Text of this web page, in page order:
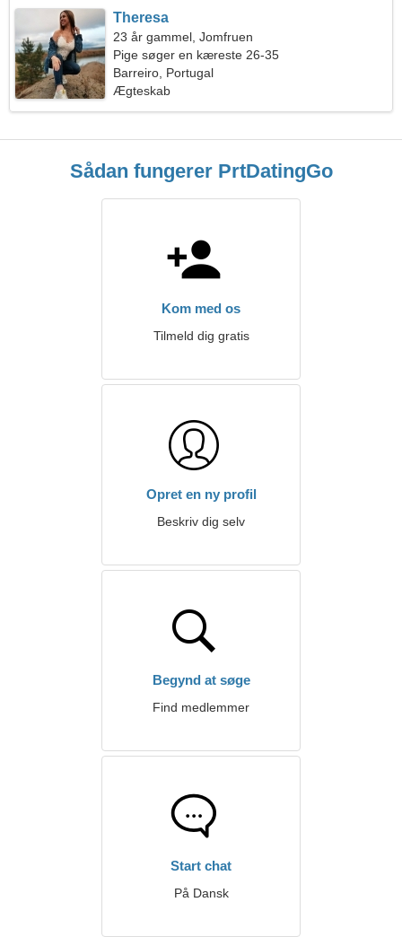
Theresa
23 år gammel, Jomfruen
Pige søger en kæreste 26-35
Barreiro, Portugal
Ægteskab
Sådan fungerer PrtDatingGo
Kom med os
Tilmeld dig gratis
Opret en ny profil
Beskriv dig selv
Begynd at søge
Find medlemmer
Start chat
På Dansk